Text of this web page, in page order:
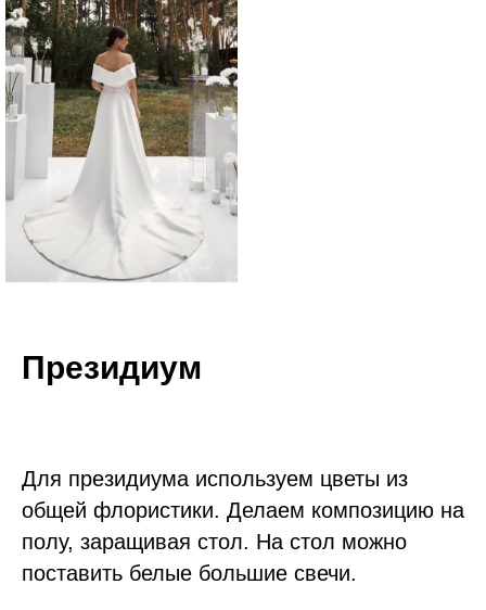
Президиум
Для президиума используем цветы из
общей флористики. Делаем композицию на
полу, заращивая стол. На стол можно
поставить белые большие свечи.